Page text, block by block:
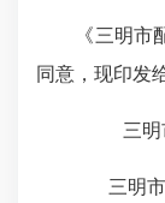
《三明市配
同意，现印发
三明
三明